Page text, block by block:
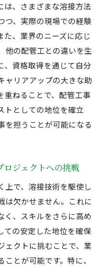
は、さまざまな溶接方法
つ、実際の現場での経験
た、業界のニーズに応じ
他の配管工との違いを生
、資格取得を通じて自分
ャリアアップの大きな助
重ねることで、配管工事
トとしての地位を確立
を担うことが可能になる
ロジェクトへの挑戦
上で、溶接技術を駆使し
は欠かせません。これに
く、スキルをさらに高め
ての安定した地位を確保
ェクトに挑むことで、業
とが可能です。特に、